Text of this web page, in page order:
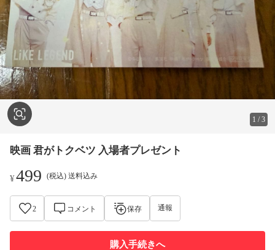
1 /3
映画 君がトクベツ 入場者プレゼント
¥499 (税込) 送料込み
2 コメント 保存 通報
購入手続きへ